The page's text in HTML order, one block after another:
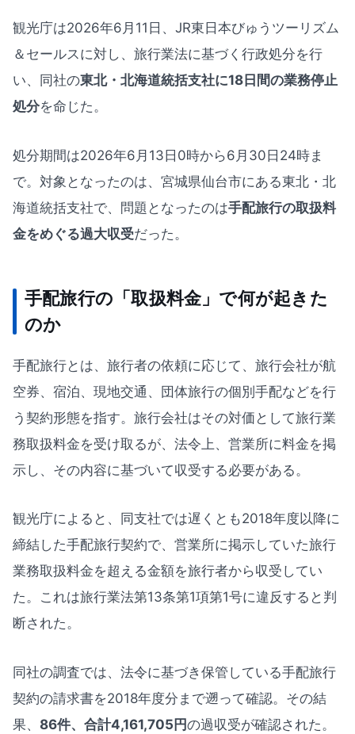
観光庁は2026年6月11日、JR東日本びゅうツーリズム
＆セールスに対し、旅行業法に基づく行政処分を行
い、同社の東北・北海道統括支社に18日間の業務停止
処分を命じた。
処分期間は2026年6月13日0時から6月30日24時ま
で。対象となったのは、宮城県仙台市にある東北・北
海道統括支社で、問題となったのは手配旅行の取扱料
金をめぐる過大収受だった。
手配旅行の「取扱料金」で何が起きた
のか
手配旅行とは、旅行者の依頼に応じて、旅行会社が航
空券、宿泊、現地交通、団体旅行の個別手配などを行
う契約形態を指す。旅行会社はその対価として旅行業
務取扱料金を受け取るが、法令上、営業所に料金を掲
示し、その内容に基づいて収受する必要がある。
観光庁によると、同支社では遅くとも2018年度以降に
締結した手配旅行契約で、営業所に掲示していた旅行
業務取扱料金を超える金額を旅行者から収受してい
た。これは旅行業法第13条第1項第1号に違反すると判
断された。
同社の調査では、法令に基づき保管している手配旅行
契約の請求書を2018年度分まで遡って確認。その結
果、 86件、合計4,161,705円の過収受が確認された。